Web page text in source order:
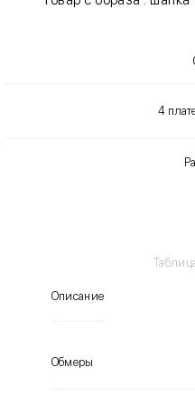
4
Описание
Обмеры